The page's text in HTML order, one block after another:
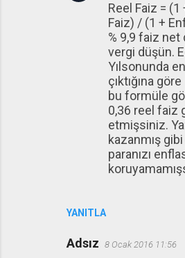
YANITLA
Reel Faiz =
Faiz) / (1 +
% 9,9 faiz net
vergi düşün.
Yılsonunda
çıktığına göre
bu formüle
0,36 reel faiz
etmişsiniz.
kazanmış
paranızı
Adsız 8 Ocak 2016 11:56